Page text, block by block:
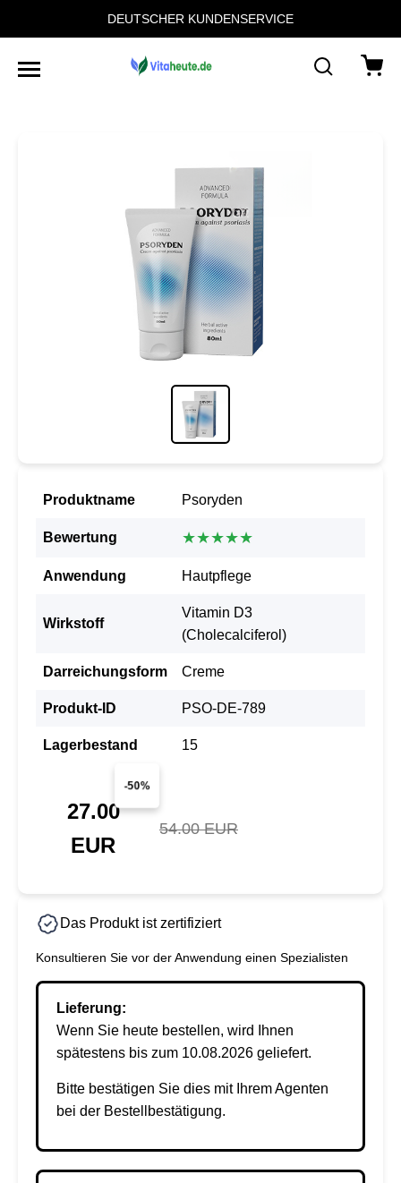
DEUTSCHER KUNDENSERVICE
Produktname Psoryden
Bewertung ★★★★★
Anwendung Hautpflege
Wirkstoff
Vitamin D3
(Cholecalciferol)
Darreichungsform Creme
Produkt-ID PSO-DE-789
Lagerbestand 15
-50%
27.00
EUR
54.00 EUR
Das Produkt ist zertifiziert
Konsultieren Sie vor der Anwendung einen Spezialisten
Lieferung:
Wenn Sie heute bestellen, wird Ihnen
spätestens bis zum 10.08.2026 geliefert.
Bitte bestätigen Sie dies mit Ihrem Agenten
bei der Bestellbestätigung.